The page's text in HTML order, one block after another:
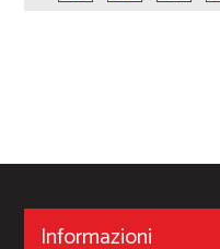
Informazioni